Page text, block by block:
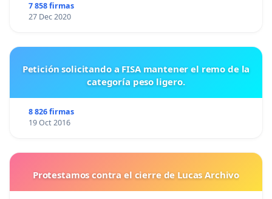
7 858 firmas
27 Dec 2020
Petición solicitando a FISA mantener el remo de la
categoría peso ligero.
8 826 firmas
19 Oct 2016
Protestamos contra el cierre de Lucas Archivo